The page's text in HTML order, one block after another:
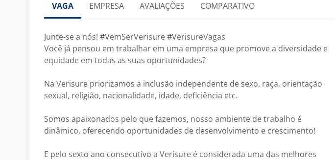
VAGA EMPRESA AVALIAÇÕES COMPARATIVO
Junte-se a nós! #VemSerVerisure #VerisureVagas
Você já pensou em trabalhar em uma empresa que promove a diversidade e
equidade em todas as suas oportunidades?
Na Verisure priorizamos a inclusão independente de sexo, raça, orientação
sexual, religião, nacionalidade, idade, deficiência etc.
Somos apaixonados pelo que fazemos, nosso ambiente de trabalho é
dinâmico, oferecendo oportunidades de desenvolvimento e crescimento!
E pelo sexto ano consecutivo a Verisure é considerada uma das melhores